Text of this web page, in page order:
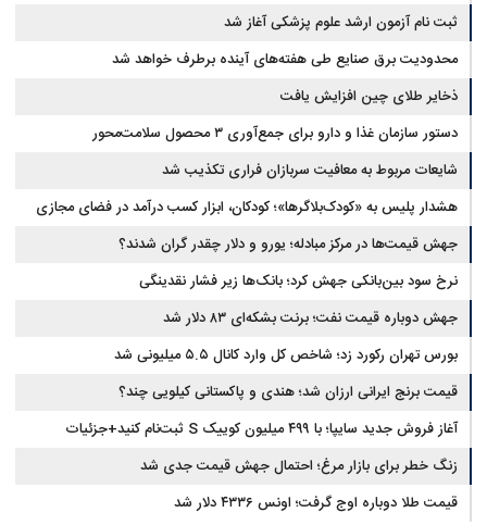
ثبت نام آزمون ارشد علوم پزشکی آغاز شد
محدودیت‌ برق صنایع طی هفته‌های آینده برطرف خواهد شد
ذخایر طلای چین افزایش یافت
دستور سازمان غذا و دارو برای جمع‌آوری ۳ محصول سلامت‌محور
شایعات مربوط به معافیت سربازان فراری تکذیب شد
هشدار پلیس به «کودک‌بلاگرها»؛ کودکان، ابزار کسب درآمد در فضای مجازی
نیستند
جهش قیمت‌ها در مرکز مبادله؛ یورو و دلار چقدر گران شدند؟
نرخ سود بین‌بانکی جهش کرد؛ بانک‌ها زیر فشار نقدینگی
جهش دوباره قیمت نفت؛ برنت بشکه‌ای ۸۳ دلار شد
بورس تهران رکورد زد؛ شاخص کل وارد کانال ۵.۵ میلیونی شد
قیمت برنج ایرانی ارزان شد؛ هندی و پاکستانی کیلویی چند؟
آغاز فروش جدید سایپا؛ با ۴۹۹ میلیون کوییک S ثبت‌نام کنید+جزئیات
زنگ خطر برای بازار مرغ؛ احتمال جهش قیمت جدی شد
قیمت طلا دوباره اوج گرفت؛ اونس ۴۳۳۶ دلار شد